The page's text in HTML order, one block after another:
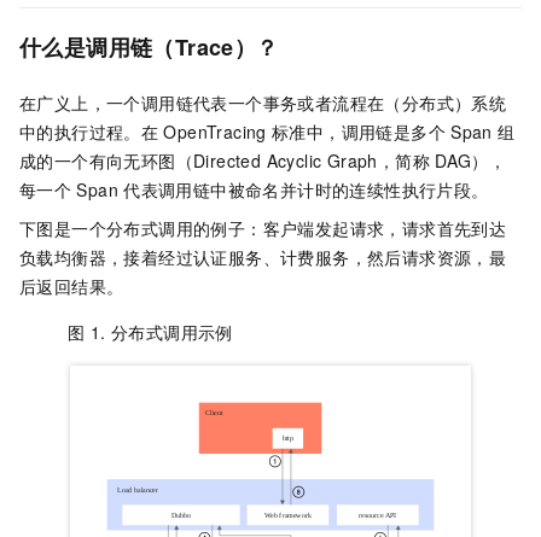
什么是调用链（Trace）？
在广义上，一个调用链代表一个事务或者流程在（分布式）系统
中的执行过程。在 OpenTracing 标准中，调用链是多个 Span 组
成的一个有向无环图（Directed Acyclic Graph，简称 DAG），
每一个 Span 代表调用链中被命名并计时的连续性执行片段。
下图是一个分布式调用的例子：客户端发起请求，请求首先到达
负载均衡器，接着经过认证服务、计费服务，然后请求资源，最
后返回结果。
图 1. 分布式调用示例